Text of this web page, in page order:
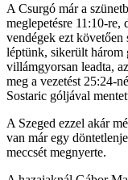
A Csurgó már a
meglepetésre 11:10-
vendégek ezt
léptünk, sikerült három
villámgyorsan leadta,
meg a vezetést 25:24-
Sostaric góljával
A Szeged ezzel akár
van már egy
meccsét megnyerte.